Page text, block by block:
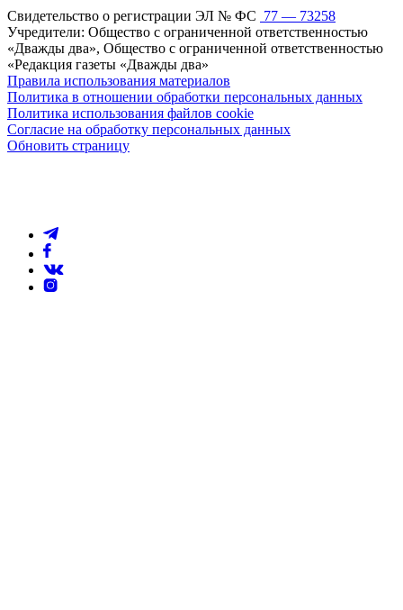
Свидетельство о регистрации ЭЛ № ФС 77 — 73258
Учредители: Общество с ограниченной ответственностью
«Дважды два», Общество с ограниченной ответственностью
«Редакция газеты «Дважды два»
Правила использования материалов
Политика в отношении обработки персональных данных
Политика использования файлов cookie
Согласие на обработку персональных данных
Обновить страницу